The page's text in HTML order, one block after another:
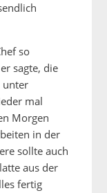
so
sagte, die
unter
mal
Morgen
in der
sollte auch
aus der
fertig